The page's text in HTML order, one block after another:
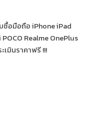
อมือถือ iPhone iPad
Realme OnePlus
เมินราคาฟรี !!!